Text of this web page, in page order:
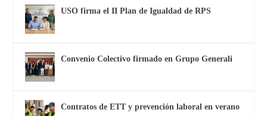
USO firma el II Plan de Igualdad de RPS
Convenio Colectivo firmado en Grupo Generali
Contratos de ETT y prevención laboral en verano